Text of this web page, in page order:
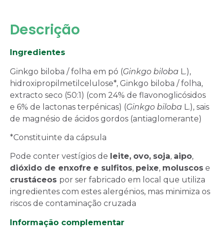
Descrição
Ingredientes
Ginkgo biloba / folha em pó (Ginkgo biloba L.),
hidroxipropilmetilcelulose*, Ginkgo biloba / folha,
extracto seco (50:1) (com 24% de flavonoglicósidos
e 6% de lactonas terpénicas) (Ginkgo biloba L.), sais
de magnésio de ácidos gordos (antiaglomerante)
*Constituinte da cápsula
Pode conter vestígios de leite, ovo, soja, aipo,
dióxido de enxofre e sulfitos, peixe, moluscos e
crustáceos por ser fabricado em local que utiliza
ingredientes com estes alergénios, mas minimiza os
riscos de contaminação cruzada
Informação complementar